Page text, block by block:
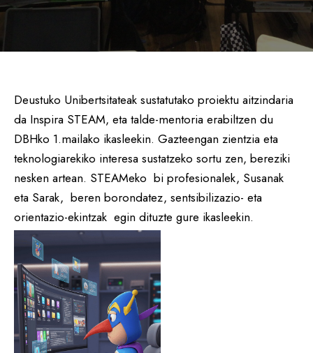
Deustuko Unibertsitateak sustatutako proiektu aitzindaria
da Inspira STEAM, eta talde-mentoria erabiltzen du
DBHko 1.mailako ikasleekin. Gazteengan zientzia eta
teknologiarekiko interesa sustatzeko sortu zen, bereziki
nesken artean. STEAMeko bi profesionalek, Susanak
eta Sarak, beren borondatez, sentsibilizazio- eta
orientazio-ekintzak egin dituzte gure ikasleekin.